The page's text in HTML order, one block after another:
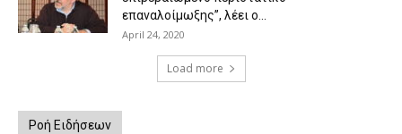
επαναλοίμωξης”, λέει ο...
April 24, 2020
Load more
Ροή Ειδήσεων